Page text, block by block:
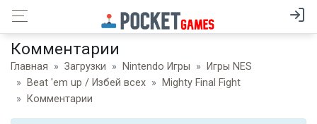
Комментарии
Главная Загрузки Nintendo Игры
Игры NES
Beat 'em up / Избей всех
Mighty Final Fight
Комментарии